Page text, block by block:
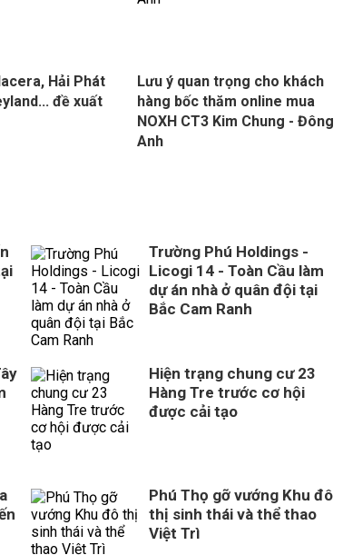
Hải Phát
đề xuất
Lưu ý quan trọng cho khách
hàng bốc thăm online mua
NOXH CT3 Kim Chung - Đông
Anh
Trường Phú Holdings -
Licogi 14 - Toàn Cầu làm
dự án nhà ở quân đội tại
Bắc Cam Ranh
Hiện trạng chung cư 23
Hàng Tre trước cơ hội
được cải tạo
Phú Thọ gỡ vướng Khu đô
thị sinh thái và thể thao
Việt Trì